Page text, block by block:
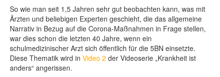
So wie man seit 1,5 Jahren sehr gut beobachten kann, was mit
Ärzten und beliebigen Experten geschieht, die das allgemeine
Narrativ in Bezug auf die Corona-Maßnahmen in Frage stellen,
war dies schon die letzten 40 Jahre, wenn ein
schulmedizinischer Arzt sich öffentlich für die 5BN einsetzte.
Diese Thematik wird in Video 2 der Videoserie „Krankheit ist
anders“ angerissen.